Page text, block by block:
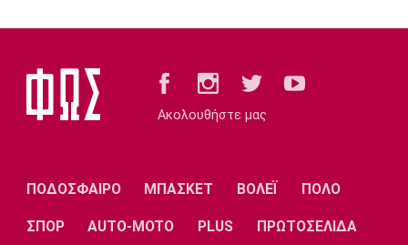
Champions League
Ολυμπιακό
Προδρομίδη: «Ήταν θέμα εγωισμού»
Ακολουθήστε μας
ΠΟΔΟΣΦΑΙΡΟ ΜΠΑΣΚΕΤ ΒΟΛΕΪ ΠΟΛΟ
ΣΠΟΡ AUTO-MOTO PLUS ΠΡΩΤΟΣΕΛΙΔΑ